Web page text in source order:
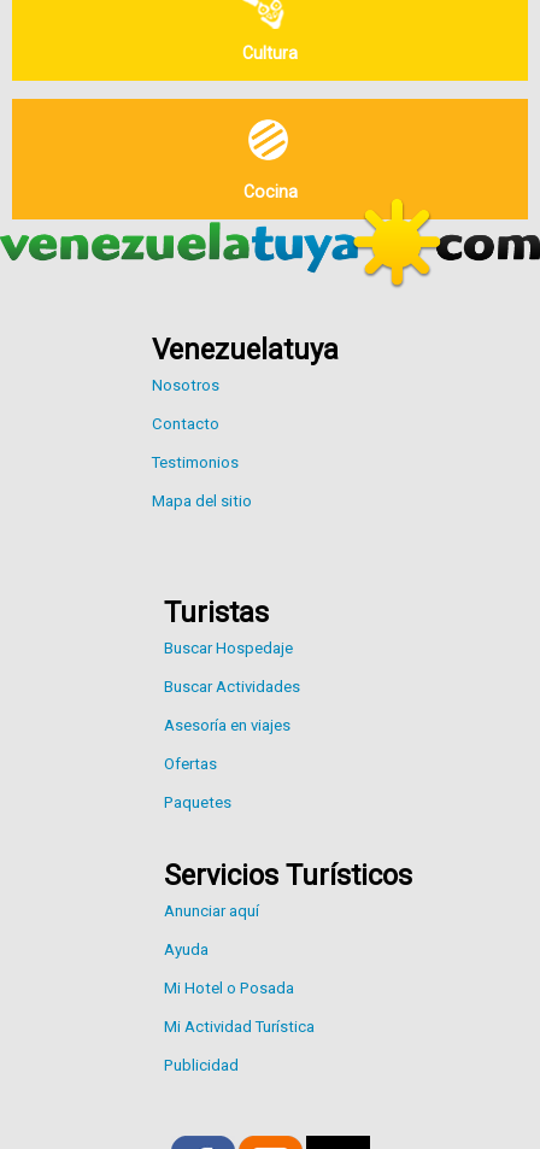
Cultura
Cocina
Venezuelatuya
Nosotros
Contacto
Testimonios
Mapa del sitio
Turistas
Buscar Hospedaje
Buscar Actividades
Asesoría en viajes
Ofertas
Paquetes
Servicios Turísticos
Anunciar aquí
Ayuda
Mi Hotel o Posada
Mi Actividad Turística
Publicidad